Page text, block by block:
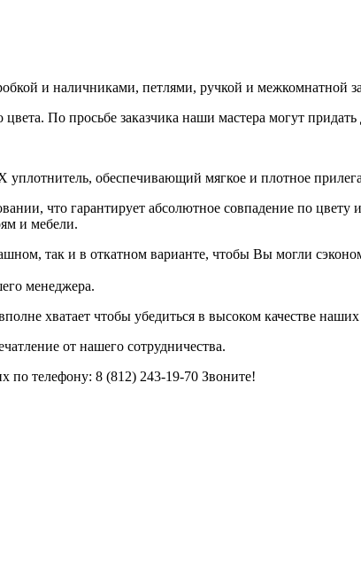
и наличниками, петлями, ручкой и межкомнатной
По просьбе заказчика наши мастера могут
обеспечивающий мягкое и плотное
что гарантирует абсолютное совпадение по цвету
и мебели.
так и в откатном варианте, чтобы Вы могли
менеджера.
хватает чтобы убедиться в высоком качестве наших
от нашего сотрудничества.
по телефону: 8 (812) 243-19-70 Звоните!